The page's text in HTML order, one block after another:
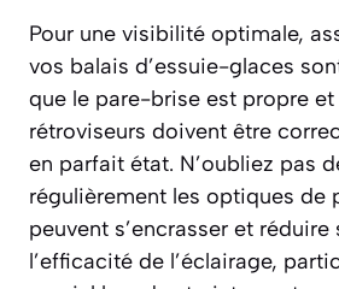
Pour une visibilité optimale,
vos balais d’essuie-glaces
que le pare-brise est propre et
rétroviseurs doivent être
en parfait état. N’oubliez pas
régulièrement les optiques de
peuvent s’encrasser et
l’efficacité de l’éclairage,